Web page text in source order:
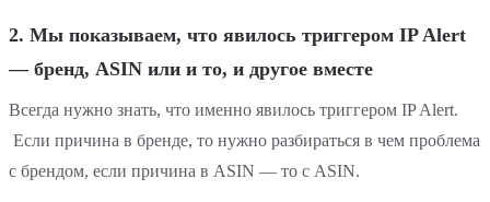
2. Мы показываем, что явилось триггером IP Alert
— бренд, ASIN или и то, и другое вместе
Всегда нужно знать, что именно явилось триггером IP Alert.
Если причина в бренде, то нужно разбираться в чем проблема
с брендом, если причина в ASIN — то с ASIN.